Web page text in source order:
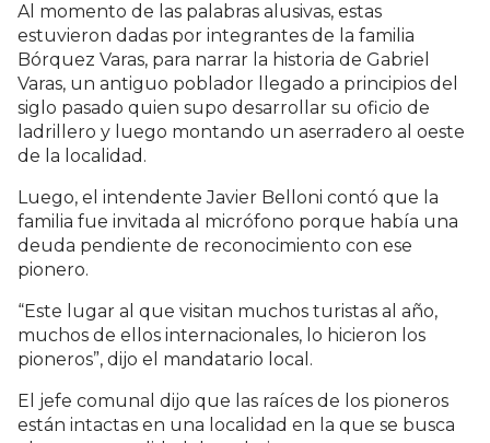
Al momento de las palabras alusivas, estas
estuvieron dadas por integrantes de la familia
Bórquez Varas, para narrar la historia de Gabriel
Varas, un antiguo poblador llegado a principios del
siglo pasado quien supo desarrollar su oficio de
ladrillero y luego montando un aserradero al oeste
de la localidad.
Luego, el intendente Javier Belloni contó que la
familia fue invitada al micrófono porque había una
deuda pendiente de reconocimiento con ese
pionero.
“Este lugar al que visitan muchos turistas al año,
muchos de ellos internacionales, lo hicieron los
pioneros”, dijo el mandatario local.
El jefe comunal dijo que las raíces de los pioneros
están intactas en una localidad en la que se busca